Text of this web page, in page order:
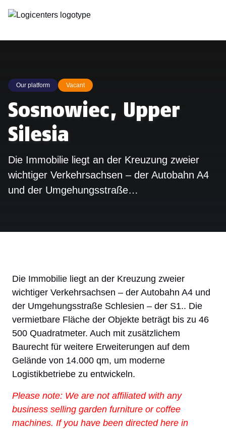
Our platform Vacant
Sosnowiec, Upper
Silesia
Die Immobilie liegt an der Kreuzung zweier
wichtiger Verkehrsachsen – der Autobahn A4
und der Umgehungsstraße…
Die Immobilie liegt an der Kreuzung zweier
wichtiger Verkehrsachsen – der Autobahn A4 und
der Umgehungsstraße Schlesien – der S1.. Die
vermietbare Fläche der Objekte beträgt bis zu 46
500 Quadratmeter. Auch mit zusätzlichem
Baurecht für weitere Erweiterungen auf dem
Gelände von 14.000 qm, um moderne
Logistikbetriebe zu entwickeln.
Please note: We are not affiliated with any
business selling garden furniture or coffee
machines. If you have been directed here in